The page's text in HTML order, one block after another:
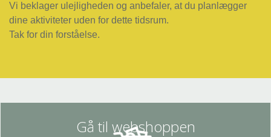
Vi beklager ulejligheden og anbefaler, at du planlægger
dine aktiviteter uden for dette tidsrum.
Tak for din forståelse.
Gå til webshoppen